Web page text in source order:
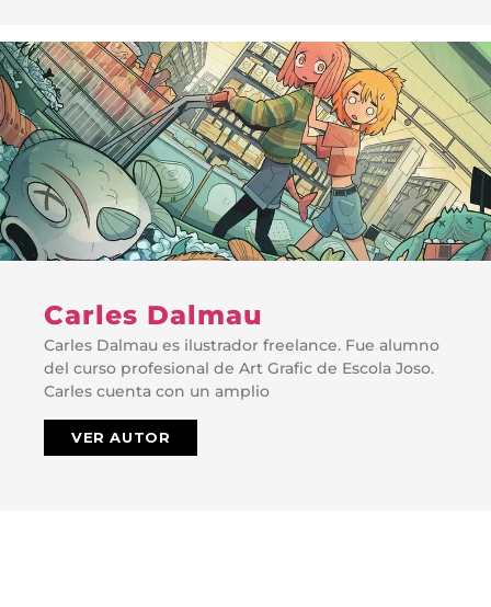
Carles Dalmau
Carles Dalmau es ilustrador freelance. Fue alumno
del curso profesional de Art Grafic de Escola Joso.
Carles cuenta con un amplio
VER AUTOR